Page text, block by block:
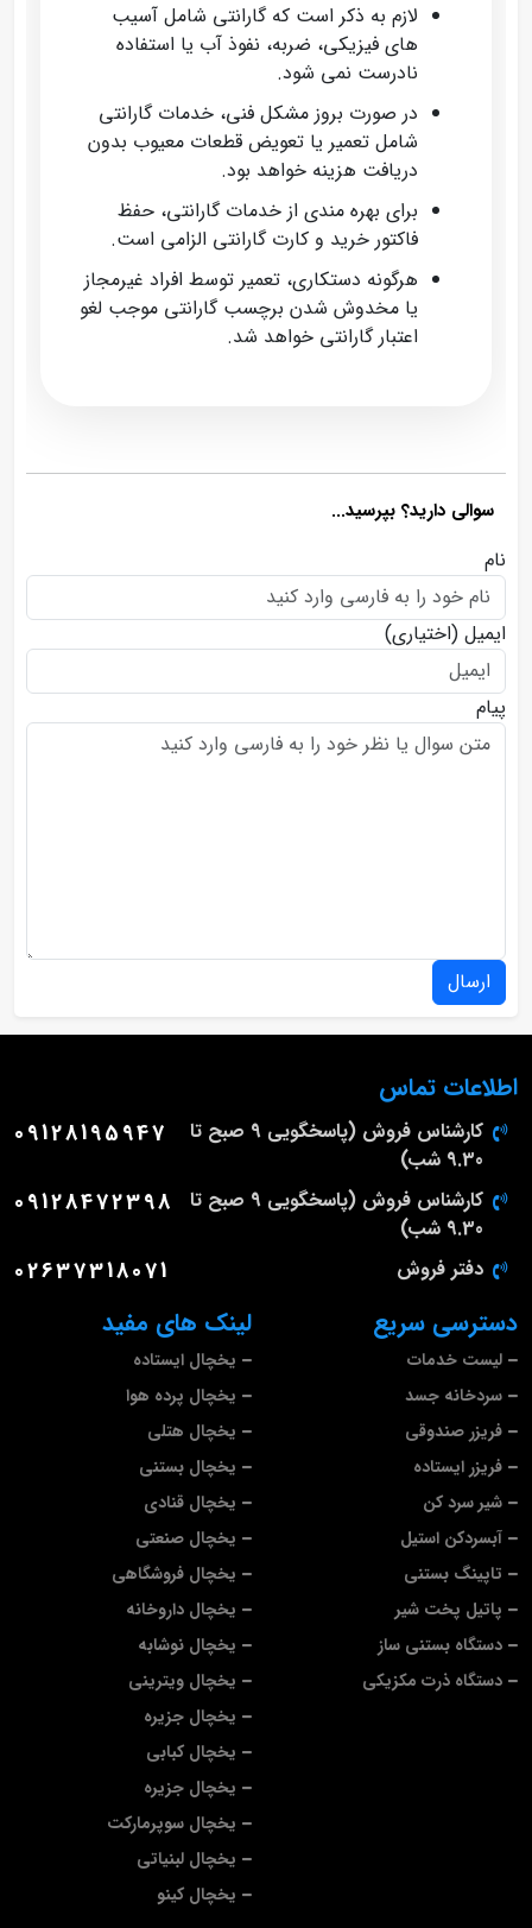
لازم به ذکر است که گارانتی شامل آسیب‌
های فیزیکی، ضربه، نفوذ آب یا استفاده
نادرست نمی‌ شود.
در صورت بروز مشکل فنی، خدمات گارانتی
شامل تعمیر یا تعویض قطعات معیوب بدون
دریافت هزینه خواهد بود.
برای بهره‌ مندی از خدمات گارانتی، حفظ
فاکتور خرید و کارت گارانتی الزامی است.
هرگونه دستکاری، تعمیر توسط افراد غیرمجاز
یا مخدوش شدن برچسب گارانتی موجب لغو
اعتبار گارانتی خواهد شد.
سوالی دارید؟ بپرسید...
نام
ایمیل (اختیاری)
پیام
ارسال
لینک های مفید
یخچال ایستاده
یخچال پرده هوا
یخچال هتلی
یخچال بستنی
یخچال قنادی
یخچال صنعتی
یخچال فروشگاهی
یخچال داروخانه
یخچال نوشابه
یخچال ویترینی
یخچال جزیره
یخچال کبابی
یخچال جزیره
یخچال سوپرمارکت
یخچال لبنیاتی
یخچال کینو
دسترسی سریع
لیست خدمات
سردخانه جسد
فریزر صندوقی
فریزر ایستاده
شیر سرد کن
آبسردکن استیل
تاپینگ بستنی
پاتیل پخت شیر
دستگاه بستنی ساز
دستگاه ذرت مکزیکی
اطلاعات تماس
کارشناس فروش (پاسخگویی 9 صبح تا
9.30 شب)
09128195947
کارشناس فروش (پاسخگویی 9 صبح تا
9.30 شب)
09128472398
دفتر فروش 02637318071